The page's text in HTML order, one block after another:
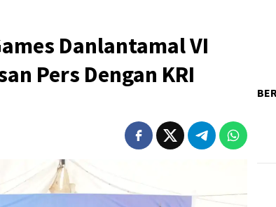
Danlantamal VI
Pers Dengan KRI